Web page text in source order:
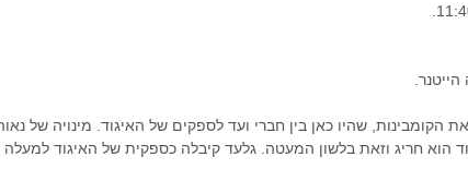
הקומבינות, שהיו כאן בין חברי ועד לספקים של האיגוד. מינויה של